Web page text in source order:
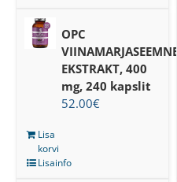
OPC
VIINAMARJASEEMNE
EKSTRAKT, 400
mg, 240 kapslit
52.00€
Lisa
korvi
Lisainfo